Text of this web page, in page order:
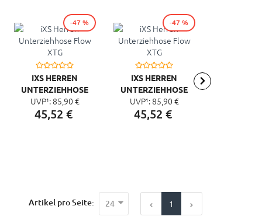
IXS HERREN
UNTERZIEHHOSE
FLOW XTG
UVP¹: 85,90 €
45,52 €
-47 %
IXS HERREN
UNTERZIEHHOSE
FLOW XTG
UVP¹: 85,90 €
45,52 €
-47 %
Artikel pro Seite: 24 1